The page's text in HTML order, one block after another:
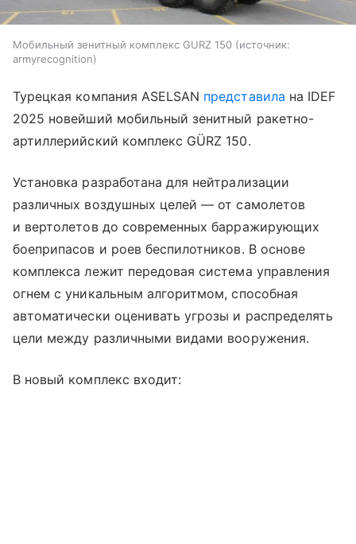
Мобильный зенитный комплекс GURZ 150
источник:
armyrecognition
Турецкая компания ASELSAN представила на IDEF
2025 новейший мобильный зенитный ракетно-
артиллерийский комплекс GÜRZ 150.
Установка разработана для нейтрализации
различных воздушных целей — от самолетов
и вертолетов до современных барражирующих
боеприпасов и роев беспилотников. В основе
комплекса лежит передовая система управления
огнем с уникальным алгоритмом, способная
автоматически оценивать угрозы и распределять
цели между различными видами вооружения.
В новый комплекс входит: